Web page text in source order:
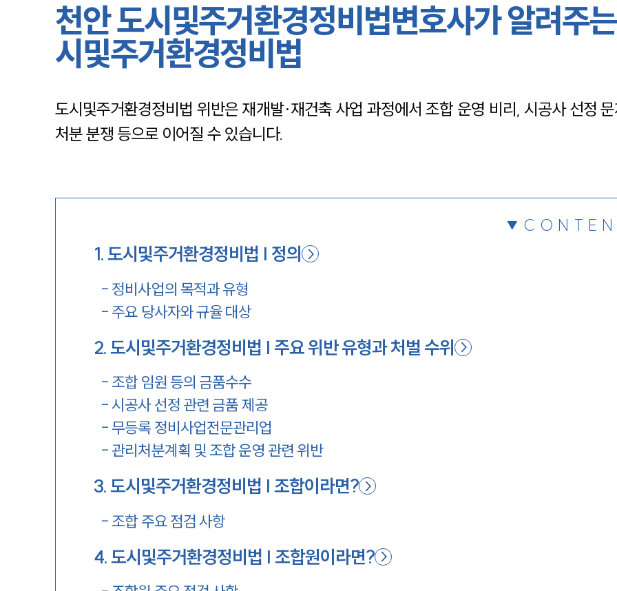
채용정보
천안 도시및주거환경정비법변호사가 알려주
시및주거환경정비법
도시및주거환경정비법 위반은 재개발·재건축 사업 과정에서 조합 운영 비리, 시공사 선정
처분 분쟁 등으로 이어질 수 있습니다.
1.도시및주거환경정비법 | 정의
- 정비사업의 목적과 유형
- 주요 당사자와 규율 대상
2.도시및주거환경정비법 | 주요 위반 유형과 처벌 수위
- 조합 임원 등의 금품수수
-시공사 선정 관련 금품 제공
- 무등록 정비사업전문관리업
- 관리처분계획 및 조합 운영 관련 위반
3.도시및주거환경정비법 | 조합이라면?
- 조합 주요 점검 사항
4.도시및주거환경정비법 | 조합원이라면?